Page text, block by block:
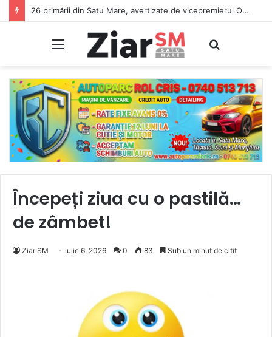
26 primării din Satu Mare, avertizate de vicepremierul Oana Gheorghiu: Dacă nu se înscriu în Ghișeul.ro, pierd bani de la bugetul de stat
Meniu
Începeți ziua cu o pastilă…
de zâmbet!
Ziar SM iulie 6, 2026 0 83 Sub un minut de citit